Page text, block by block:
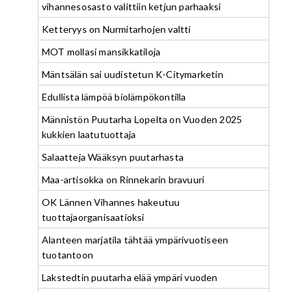
vihannesosasto valittiin ketjun parhaaksi
Ketteryys on Nurmitarhojen valtti
MOT mollasi mansikkatiloja
Mäntsälän sai uudistetun K-Citymarketin
Edullista lämpöä biolämpökontilla
Männistön Puutarha Lopelta on Vuoden 2025
kukkien laatutuottaja
Salaatteja Wääksyn puutarhasta
Maa-artisokka on Rinnekarin bravuuri
OK Lännen Vihannes hakeutuu
tuottajaorganisaatioksi
Alanteen marjatila tähtää ympärivuotiseen
tuotantoon
Lakstedtin puutarha elää ympäri vuoden